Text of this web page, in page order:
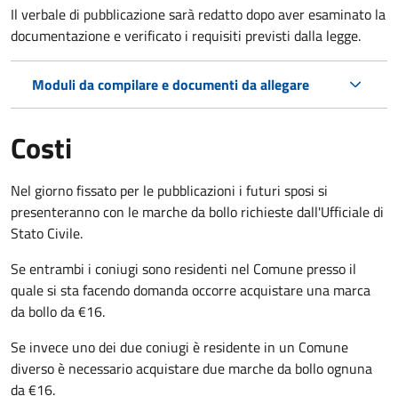
Il verbale di pubblicazione sarà redatto dopo aver esaminato la
documentazione e verificato i requisiti previsti dalla legge.
Moduli da compilare e documenti da allegare
Costi
Nel giorno fissato per le pubblicazioni i futuri sposi si
presenteranno con le marche da bollo richieste dall'Ufficiale di
Stato Civile.
Se entrambi i coniugi sono residenti nel Comune presso il
quale si sta facendo domanda occorre acquistare una marca
da bollo da €16.
Se invece uno dei due coniugi è residente in un Comune
diverso è necessario acquistare due marche da bollo ognuna
da €16.